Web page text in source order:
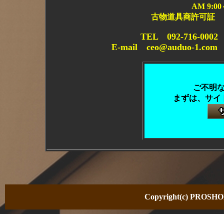
AM
古物道具商許可証
TEL 092-716-
E-mail ceo@auduo-
ご不明
まずは、サ
Copyright(c)